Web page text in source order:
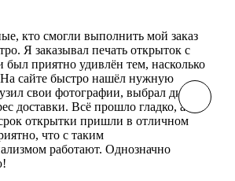
кто смогли выполнить мой заказ
Я заказывал печать открыток с
был приятно удивлён тем, насколько
На сайте быстро нашёл нужную
свои фотографии, выбрал дизайн
доставки. Всё прошло гладко, а в
открытки пришли в отличном
что с таким
работают. Однозначно